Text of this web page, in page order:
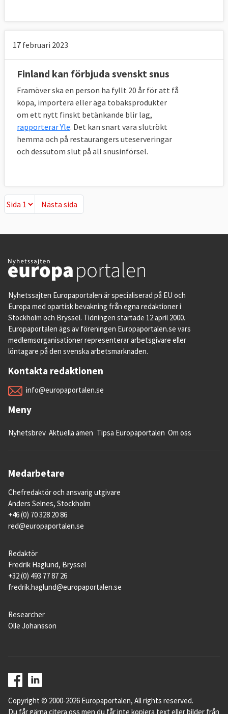
17 februari 2023
Finland kan förbjuda svenskt snus
Framöver ska en person ha fyllt 20 år för att få
köpa, importera eller äga tobaksprodukter
om ett nytt finskt betänkande blir lag,
rapporterar Yle. Det kan snart vara slutrökt
hemma och på restaurangers uteserveringar
och dessutom slut på all snusinförsel.
Nästa sida
Nästa sida
Nyhetssajten Europaportalen är specialiserad på EU och
Europa med opartisk bevakning från egna redaktioner i
Stockholm och Bryssel. Tidningen startade 12 april 2000.
Europaportalen ägs av föreningen Europaportalen.se vars
medlemsorganisationer representerar arbetsgivare eller
löntagare på den svenska arbetsmarknaden.
Kontakta redaktionen
info@europaportalen.se
Meny
Nyhetsbrev Aktuella ämen Tipsa Europaportalen Om oss
Medarbetare
Chefredaktör och ansvarig utgivare
Anders Selnes, Stockholm
+46 (0) 70 328 20 86
red@europaportalen.se
Redaktör
Fredrik Haglund, Bryssel
+32 (0) 493 77 87 26
fredrik.haglund@europaportalen.se
Researcher
Olle Johansson
Copyright © 2000-2026 Europaportalen, All rights reserved.
Du får gärna citera oss men du får inte kopiera text eller bilder från